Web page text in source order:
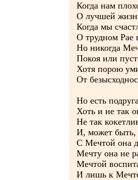
Когда нам
О лучшей
Когда мы
О трудном Рае
Но никогда
Покоя или
Хотя порою
От
Но есть
Хоть и не так
Не так
И, может быть,
С Мечтой она
Мечту она не
Мечтой
И лишь к